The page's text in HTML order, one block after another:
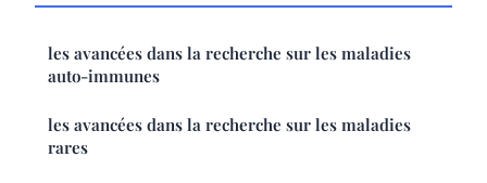
les avancées dans la recherche sur les maladies
auto-immunes
les avancées dans la recherche sur les maladies
rares